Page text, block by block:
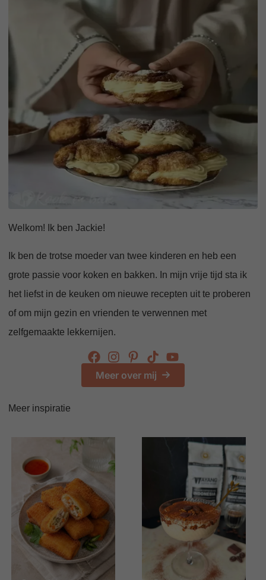
Welkom! Ik ben Jackie!
Ik ben de trotse moeder van twee kinderen en heb een
grote passie voor koken en bakken. In mijn vrije tijd sta ik
het liefst in de keuken om nieuwe recepten uit te proberen
of om mijn gezin en vrienden te verwennen met
zelfgemaakte lekkernijen.
Meer over mij
Meer inspiratie